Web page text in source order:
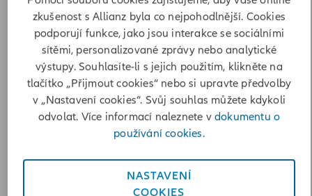
Vypočítat vzdálenost
Poslat zprávu
+420723262798
Otevírací doba
08:00-16:00
Středa
08:00-16:00
08:00-16:00
zkušenost s Allianz byla co nejpohodlnější. Cookies
podporují funkce, jako jsou interakce se sociálními
sítěmi, personalizované zprávy nebo analytické
výstupy. Souhlasíte-li s jejich použitím, klikněte na
tlačítko „Přijmout cookies“ nebo si upravte předvolby
v „Nastavení cookies“. Svůj souhlas můžete kdykoli
odvolat. Více informací naleznete vdokumentu o
používání cookies.
NASTAVENÍ
COOKIES